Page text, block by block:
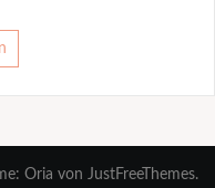
Oria von JustFreeThemes.